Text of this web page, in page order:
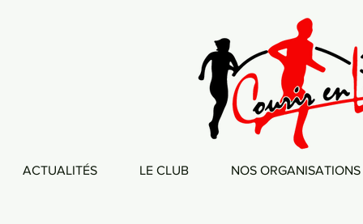
ACTUALITÉS LE CLUB NOS ORGANISATIONS